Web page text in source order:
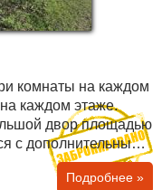
комнаты на каждом
каждом этаже.
двор площадью
с дополнительными
между этажами,
Подробнее »